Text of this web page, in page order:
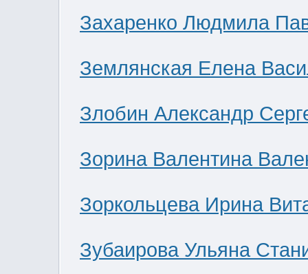
Захаренко Людмила
Землянская Елена
Злобин Александр
Зорина Валентина
Зоркольцева Ирина
Зубаирова Ульяна